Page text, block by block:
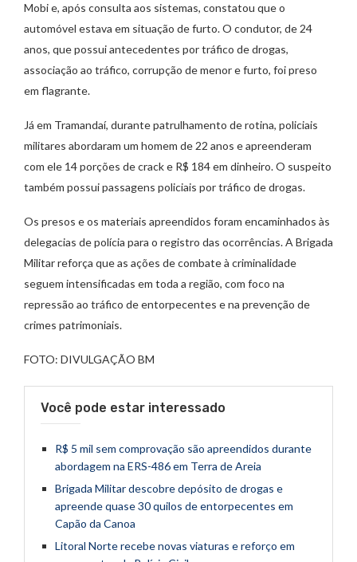
Mobi e, após consulta aos sistemas, constatou que o
automóvel estava em situação de furto. O condutor, de 24
anos, que possui antecedentes por tráfico de drogas,
associação ao tráfico, corrupção de menor e furto, foi preso
em flagrante.
Já em Tramandaí, durante patrulhamento de rotina, policiais
militares abordaram um homem de 22 anos e apreenderam
com ele 14 porções de crack e R$ 184 em dinheiro. O suspeito
também possui passagens policiais por tráfico de drogas.
Os presos e os materiais apreendidos foram encaminhados às
delegacias de polícia para o registro das ocorrências. A Brigada
Militar reforça que as ações de combate à criminalidade
seguem intensificadas em toda a região, com foco na
repressão ao tráfico de entorpecentes e na prevenção de
crimes patrimoniais.
FOTO: DIVULGAÇÃO BM
Você pode estar interessado
R$ 5 mil sem comprovação são apreendidos durante
abordagem na ERS-486 em Terra de Areia
Brigada Militar descobre depósito de drogas e
apreende quase 30 quilos de entorpecentes em
Capão da Canoa
Litoral Norte recebe novas viaturas e reforço em